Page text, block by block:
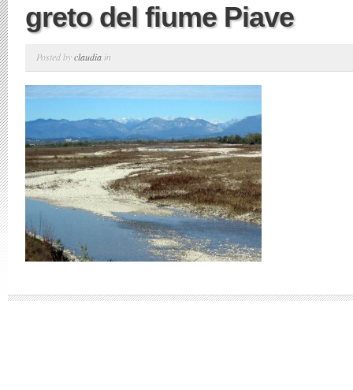
greto del fiume Piave
Posted byclaudia in